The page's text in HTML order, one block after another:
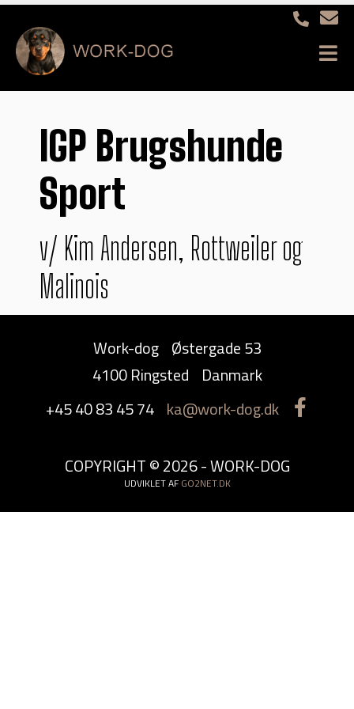
IGP Brugshunde
Sport
v/ Kim Andersen, Rottweiler og
Malinois
Work-dog Østergade 53
4100 Ringsted
Danmark
+45 40 83 45 74 ka@work-dog.dk
COPYRIGHT © 2026 - WORK-DOG
UDVIKLET AF GO2NET.DK